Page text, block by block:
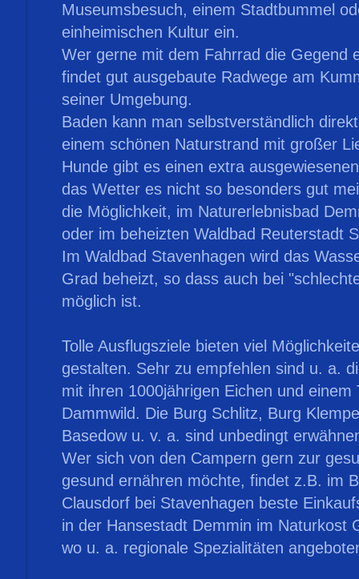
Museumsbesuch, einem Stadtbummel
einheimischen Kultur ein.
Wer gerne mit dem Fahrrad die Gegend
findet gut ausgebaute Radwege am
seiner Umgebung.
Baden kann man selbstverständlich
einem schönen Naturstrand mit großer
Hunde gibt es einen extra
das Wetter es nicht so besonders gut
die Möglichkeit, im Naturerlebnisbad
oder im beheizten Waldbad Reuterstadt
Im Waldbad Stavenhagen wird das
Grad beheizt, so dass auch bei
möglich ist.
Tolle Ausflugsziele bieten viel
gestalten. Sehr zu empfehlen sind u. a.
mit ihren 1000jährigen Eichen und einem
Dammwild. Die Burg Schlitz, Burg
Basedow u. v. a. sind unbedingt
Wer sich von den Campern gern zur
gesund ernähren möchte, findet z.B. im
Clausdorf bei Stavenhagen beste
in der Hansestadt Demmin im Naturkost
wo u. a. regionale Spezialitäten